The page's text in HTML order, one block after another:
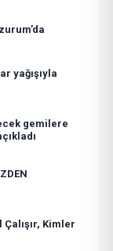
yağışıyla
gemilere
Çalışır, Kimler